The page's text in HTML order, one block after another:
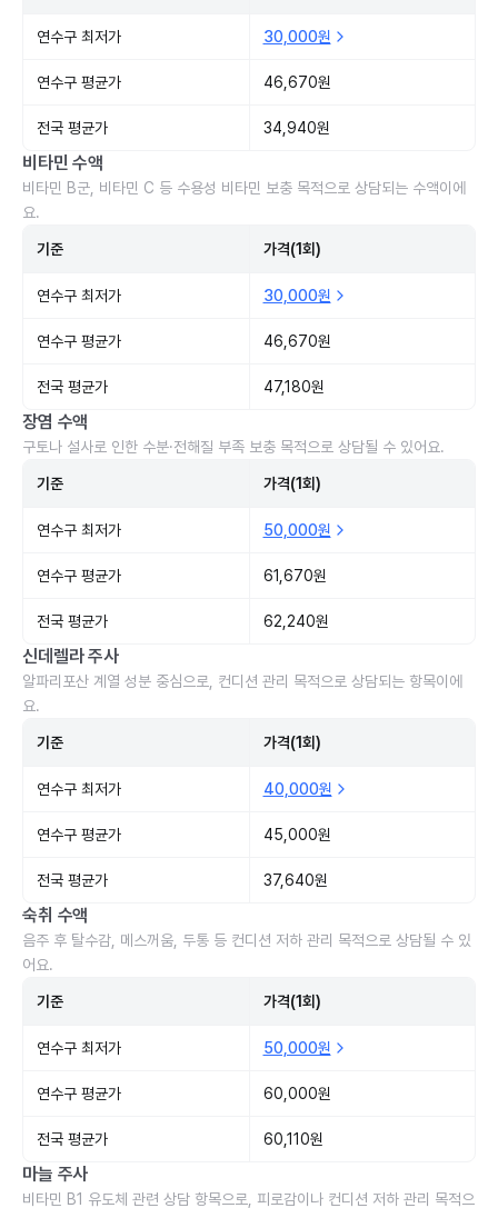
연수구 최저가 30,000원
연수구 평균가 46,670원
전국 평균가 34,940원
비타민 수액
비타민 B군, 비타민 C 등 수용성 비타민 보충 목적으로 상담되는 수액이에
요.
기준 가격(1회)
연수구 최저가 30,000원
연수구 평균가 46,670원
전국 평균가 47,180원
장염 수액
구토나 설사로 인한 수분·전해질 부족 보충 목적으로 상담될 수 있어요.
기준 가격(1회)
연수구 최저가 50,000원
연수구 평균가 61,670원
전국 평균가 62,240원
신데렐라 주사
알파리포산 계열 성분 중심으로, 컨디션 관리 목적으로 상담되는 항목이에
요.
기준 가격(1회)
연수구 최저가 40,000원
연수구 평균가 45,000원
전국 평균가 37,640원
숙취 수액
음주 후 탈수감, 메스꺼움, 두통 등 컨디션 저하 관리 목적으로 상담될 수 있
어요.
기준 가격(1회)
연수구 최저가 50,000원
연수구 평균가 60,000원
전국 평균가 60,110원
마늘 주사
비타민 B1 유도체 관련 상담 항목으로, 피로감이나 컨디션 저하 관리 목적으